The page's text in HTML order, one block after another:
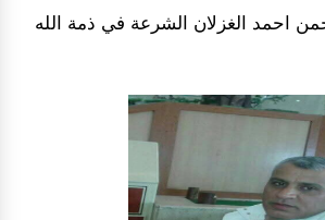
احمد الغزلان الشرعة في ذمة الله